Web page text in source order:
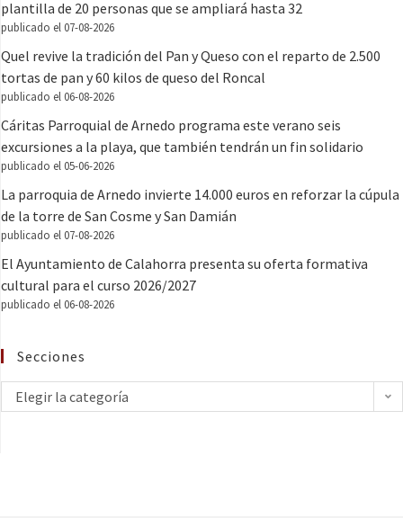
plantilla de 20 personas que se ampliará hasta 32
publicado el 07-08-2026
Quel revive la tradición del Pan y Queso con el reparto de 2.500
tortas de pan y 60 kilos de queso del Roncal
publicado el 06-08-2026
Cáritas Parroquial de Arnedo programa este verano seis
excursiones a la playa, que también tendrán un fin solidario
publicado el 05-06-2026
La parroquia de Arnedo invierte 14.000 euros en reforzar la cúpula
de la torre de San Cosme y San Damián
publicado el 07-08-2026
El Ayuntamiento de Calahorra presenta su oferta formativa
cultural para el curso 2026/2027
publicado el 06-08-2026
Secciones
Elegir la categoría